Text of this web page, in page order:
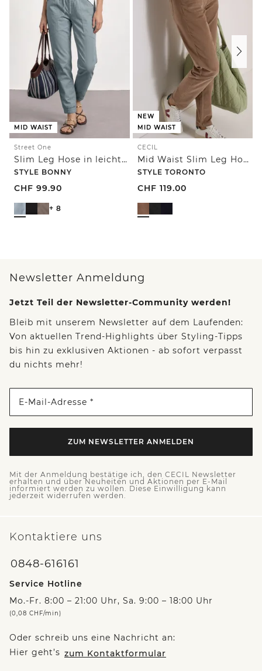
MID WAIST
Street One
Slim Leg Hose in leichter Qualität
STYLE BONNY
CHF 99.90
+ 8
NEW
MID WAIST
CECIL
Mid Waist Slim Leg Hose im Slim Fit
STYLE TORONTO
CHF 119.00
Newsletter Anmeldung
Jetzt Teil der Newsletter-Community werden!
Bleib mit unserem Newsletter auf dem Laufenden:
Von aktuellen Trend-Highlights über Styling-Tipps
bis hin zu exklusiven Aktionen - ab sofort verpasst
du nichts mehr!
E-Mail-Adresse *
ZUM NEWSLETTER ANMELDEN
Mit der Anmeldung bestätige ich, den CECIL Newsletter
erhalten und über Neuheiten und Aktionen per E-Mail
informiert werden zu wollen. Diese Einwilligung kann
jederzeit widerrufen werden.
Kontaktiere uns
0848-616161
Service Hotline
Mo.-Fr. 8:00 – 21:00 Uhr, Sa. 9:00 – 18:00 Uhr
(0,08 CHF/min)
Oder schreib uns eine Nachricht an:
Hier geht’s zum Kontaktformular